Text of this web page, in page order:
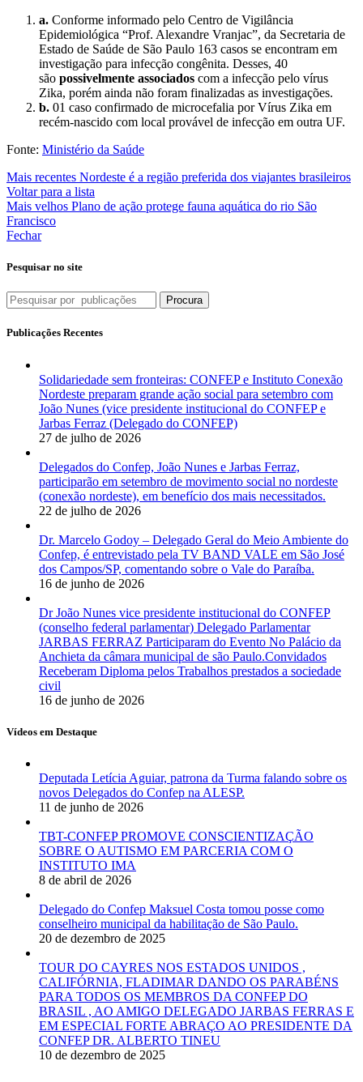
a. Conforme informado pelo Centro de Vigilância
Epidemiológica “Prof. Alexandre Vranjac”, da Secretaria de
Estado de Saúde de São Paulo 163 casos se encontram em
investigação para infecção congênita. Desses, 40
são possivelmente associados com a infecção pelo vírus
Zika, porém ainda não foram finalizadas as investigações.
b. 01 caso confirmado de microcefalia por Vírus Zika em
recém-nascido com local provável de infecção em outra UF.
Fonte: Ministério da Saúde
Mais recentes Nordeste é a região preferida dos viajantes brasileiros
Voltar para a lista
Mais velhos Plano de ação protege fauna aquática do rio São
Francisco
Fechar
Pesquisar no site
Procura
Publicações Recentes
Solidariedade sem fronteiras: CONFEP e Instituto Conexão
Nordeste preparam grande ação social para setembro com
João Nunes (vice presidente institucional do CONFEP e
Jarbas Ferraz (Delegado do CONFEP)
27 de julho de 2026
Delegados do Confep, João Nunes e Jarbas Ferraz,
participarão em setembro de movimento social no nordeste
(conexão nordeste), em benefício dos mais necessitados.
22 de julho de 2026
Dr. Marcelo Godoy – Delegado Geral do Meio Ambiente do
Confep, é entrevistado pela TV BAND VALE em São José
dos Campos/SP, comentando sobre o Vale do Paraíba.
16 de junho de 2026
Dr João Nunes vice presidente institucional do CONFEP
(conselho federal parlamentar) Delegado Parlamentar
JARBAS FERRAZ Participaram do Evento No Palácio da
Anchieta da câmara municipal de são Paulo.Convidados
Receberam Diploma pelos Trabalhos prestados a sociedade
civil
16 de junho de 2026
Vídeos em Destaque
Deputada Letícia Aguiar, patrona da Turma falando sobre os
novos Delegados do Confep na ALESP.
11 de junho de 2026
TBT-CONFEP PROMOVE CONSCIENTIZAÇÃO
SOBRE O AUTISMO EM PARCERIA COM O
INSTITUTO IMA
8 de abril de 2026
Delegado do Confep Maksuel Costa tomou posse como
conselheiro municipal da habilitação de São Paulo.
20 de dezembro de 2025
TOUR DO CAYRES NOS ESTADOS UNIDOS ,
CALIFÓRNIA, FLADIMAR DANDO OS PARABÉNS
PARA TODOS OS MEMBROS DA CONFEP DO
BRASIL , AO AMIGO DELEGADO JARBAS FERRAS E
EM ESPECIAL FORTE ABRAÇO AO PRESIDENTE DA
CONFEP DR. ALBERTO TINEU
10 de dezembro de 2025